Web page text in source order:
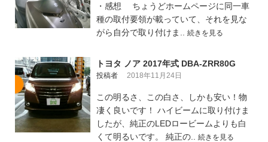
・感想 ちょうどホームページに同一車
種の取付要領が載っていて、それを見な
がら自分で取り付けま.. 続きを見る
トヨタ ノア 2017年式 DBA-ZRR80G
投稿者 2018年11月24日
この明るさ、この白さ、しかも安い！物
凄く良いです！ ハイビームに取り付けま
したが、純正のLEDロービームよりも白
くて明るいです。 純正の.. 続きを見る